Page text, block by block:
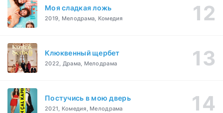
Моя сладкая ложь
2019, Мелодрама, Комедия
Клюквенный щербет
2022, Драма, Мелодрама
Постучись в мою дверь
2021, Комедия, Мелодрама